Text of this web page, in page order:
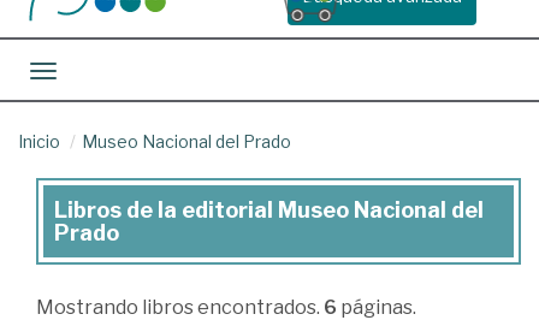
Toggle navigation
Inicio Museo Nacional del Prado
Libros
de
la
Libros de la editorial Museo Nacional del
Prado
Mostrando libros encontrados. 6 páginas.